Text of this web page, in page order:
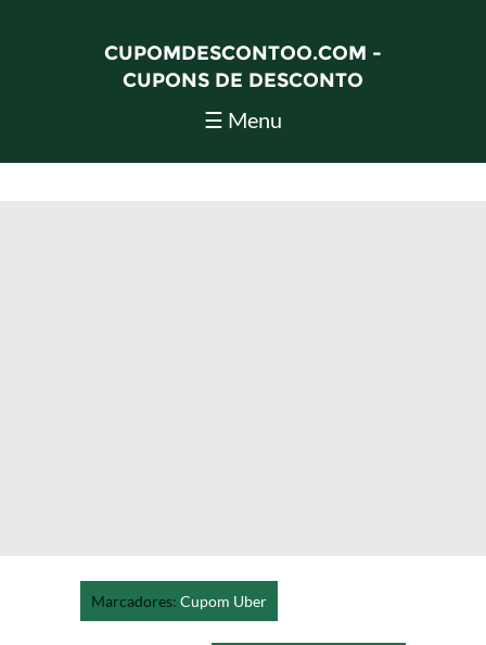
CUPOMDESCONTOO.COM -
CUPONS DE DESCONTO
☰ Menu
Marcadores: Cupom Uber